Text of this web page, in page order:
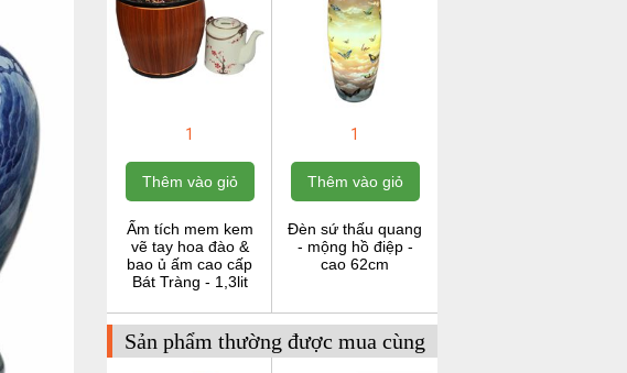
1
Thêm vào giỏ
Ấm tích mem kem
vẽ tay hoa đào &
bao ủ ấm cao cấp
Bát Tràng - 1,3lit
1
Thêm vào giỏ
Đèn sứ thấu quang
- mộng hồ điệp -
cao 62cm
Sản phẩm thường được mua cùng